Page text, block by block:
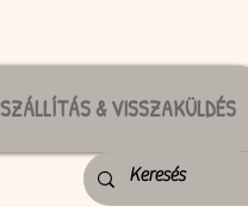
SZÁLLÍTÁS & VISSZAKÜLDÉS